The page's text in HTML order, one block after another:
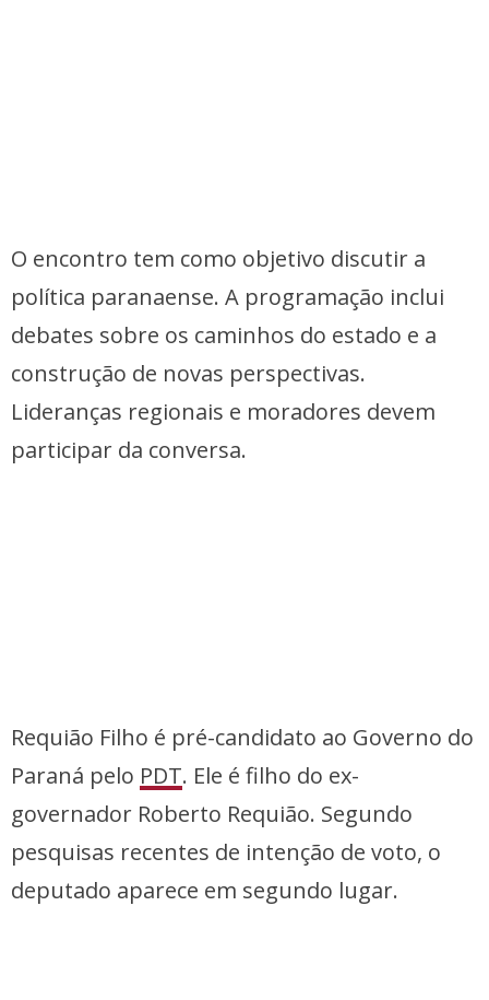
O encontro tem como objetivo discutir a
política paranaense. A programação inclui
debates sobre os caminhos do estado e a
construção de novas perspectivas.
Lideranças regionais e moradores devem
participar da conversa.
Requião Filho é pré-candidato ao Governo do
Paraná pelo PDT. Ele é filho do ex-
governador Roberto Requião. Segundo
pesquisas recentes de intenção de voto, o
deputado aparece em segundo lugar.